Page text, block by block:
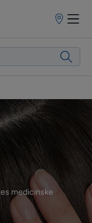
Forhandlere
medicinske